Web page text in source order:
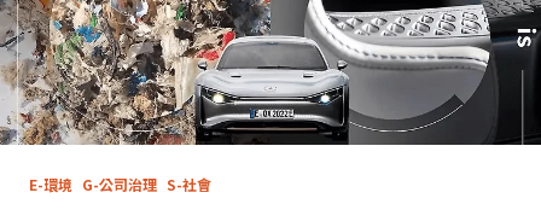
E-環境 G-公司治理 S-社會